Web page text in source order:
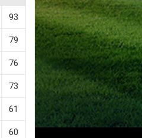
93
79
76
73
61
60